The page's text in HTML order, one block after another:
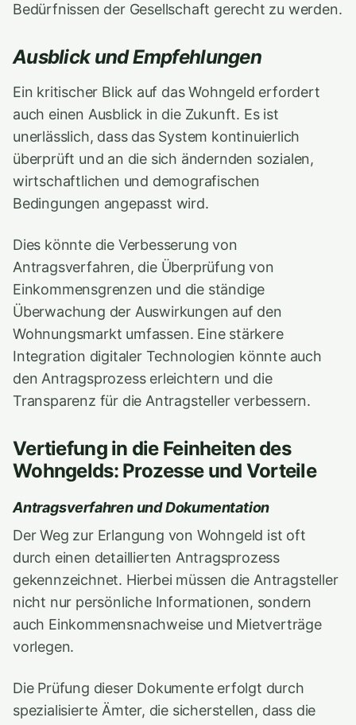
Bedürfnissen der Gesellschaft gerecht zu werden.
Ausblick und Empfehlungen
Ein kritischer Blick auf das Wohngeld erfordert
auch einen Ausblick in die Zukunft. Es ist
unerlässlich, dass das System kontinuierlich
überprüft und an die sich ändernden sozialen,
wirtschaftlichen und demografischen
Bedingungen angepasst wird.
Dies könnte die Verbesserung von
Antragsverfahren, die Überprüfung von
Einkommensgrenzen und die ständige
Überwachung der Auswirkungen auf den
Wohnungsmarkt umfassen. Eine stärkere
Integration digitaler Technologien könnte auch
den Antragsprozess erleichtern und die
Transparenz für die Antragsteller verbessern.
Vertiefung in die Feinheiten des
Wohngelds: Prozesse und Vorteile
Antragsverfahren und Dokumentation
Der Weg zur Erlangung von Wohngeld ist oft
durch einen detaillierten Antragsprozess
gekennzeichnet. Hierbei müssen die Antragsteller
nicht nur persönliche Informationen, sondern
auch Einkommensnachweise und Mietverträge
vorlegen.
Die Prüfung dieser Dokumente erfolgt durch
spezialisierte Ämter, die sicherstellen, dass die